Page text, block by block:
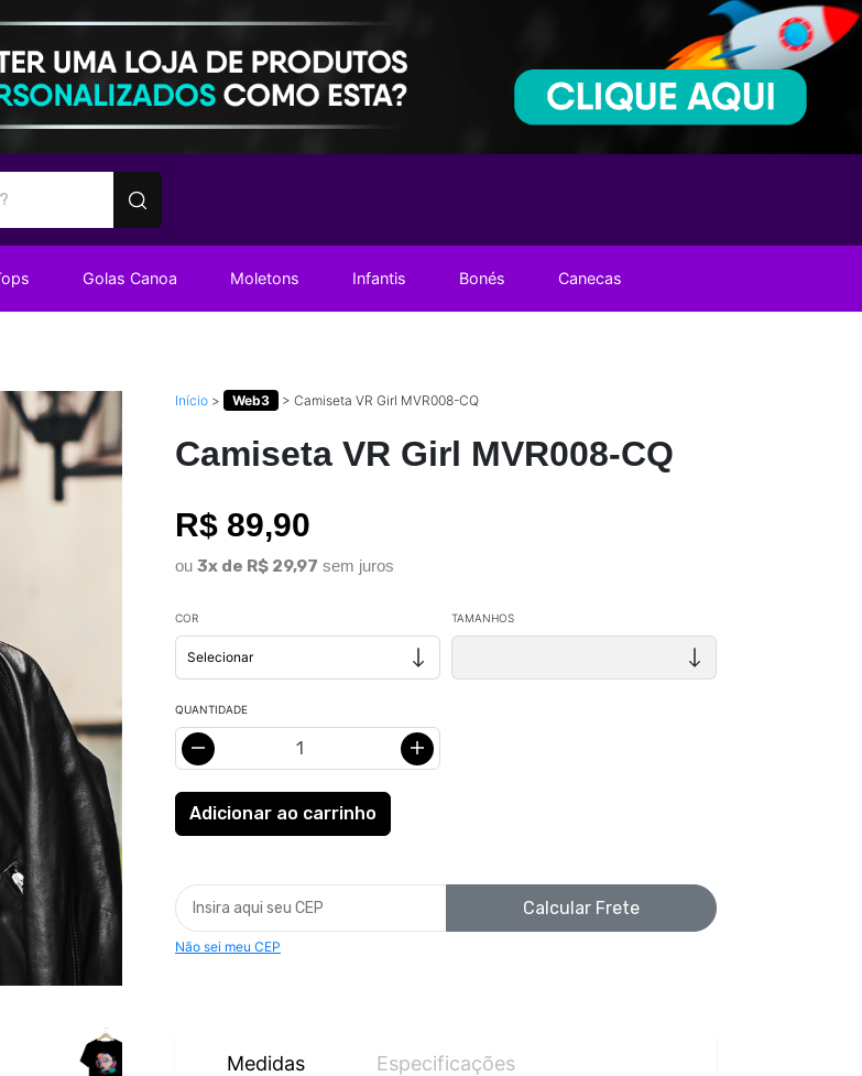
Golas Canoa Moletons Infantis Bonés Canecas
Início > Web3 > Camiseta VR Girl MVR008-CQ
Camiseta VR Girl MVR008-CQ
R$ 89,90
ou 3x de R$ 29,97 sem juros
COR TAMANHOS
QUANTIDADE
Calcular Frete
Não sei meu CEP
Medidas Especificações